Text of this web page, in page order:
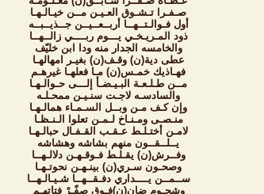
صـفـرا تـشـوق العـيـن مــن خيـالـهـا
أول فـوالـتــهــا أربــعــيــن جــذيــبــه
ذود المـريـخـي يـــوم ربــــي زالــهــا
والخامسه الجدار منه ودا ابن خليّف
عطى دية(ن) وقـف(ن) بغيـر امهالهـا
فهـاذيك خمـس(ن) مـا فعلهـا غيرهـم
مــن طـلـعـة البـيـضـأ إلـــى حـوالـهـا
والسادسـه لاجـت سنـيـن ممحـلـه
وإن كـف مـن وبــل السـمـاء همالـهـا
منـصـى ومـنـاخ لـمـن تعلوا الـنـظـا
لامـن أختـلـط عـقـب القـفـال حبالـهـا
يــلــقــون منهم بشاشه وهشاشه
وفــرش(ن) يقـلـط فـوقـهـن دلالـهــا
وصحـون سـري(ن) بينـهـن نحوتـهـا
ســمــن يــــداري دفـقــهــا شـيـالـهــا
وشحـوم ضان(ن)فـوق صفّـرْ فتاتهـم